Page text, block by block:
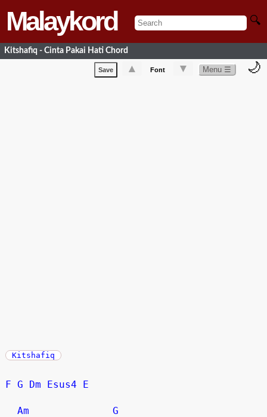
Malaykord 🔍
Kitshafiq - Cinta Pakai Hati Chord
Save ▲ Font ▼ Menu ☰ 🌙
Kitshafiq
F G Dm Esus4 E
Am
G